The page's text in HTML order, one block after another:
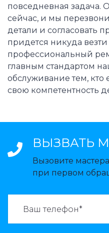
повседневная задача.
сейчас, и мы
детали и согласовать
придется никуда
профессиональный
главным стандартом
обслуживание тем,
свою компетентность
ВЫЗВАТЬ
Вызовите
при первом